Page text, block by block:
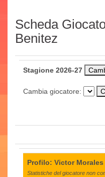
Scheda
Benitez
Stagione 2026-27
Cambia giocatore:
Profilo: Victor
Statistiche del giocatore non